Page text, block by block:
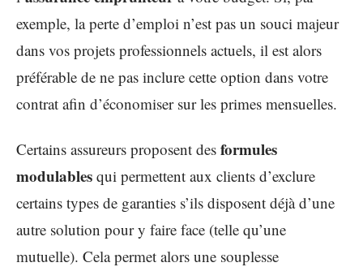
exemple, la perte d’emploi n’est pas un souci majeur
dans vos projets professionnels actuels, il est alors
préférable de ne pas inclure cette option dans votre
contrat afin d’économiser sur les primes mensuelles.
Certains assureurs proposent des formules
modulables qui permettent aux clients d’exclure
certains types de garanties s’ils disposent déjà d’une
autre solution pour y faire face (telle qu’une
mutuelle). Cela permet alors une souplesse